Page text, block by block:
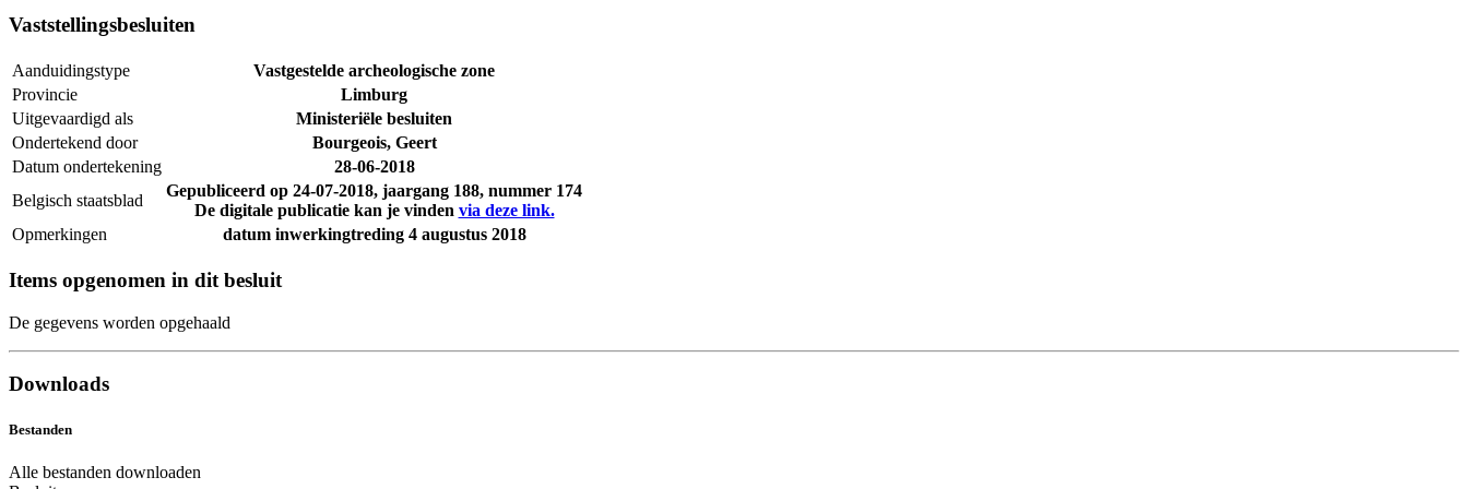
Vaststellingsbesluiten
Aanduidingstype
Vastgestelde archeologische zone
Provincie
Limburg
Uitgevaardigd als
Ministeriële besluiten
Ondertekend door
Bourgeois, Geert
Datum ondertekening
28-06-2018
Belgisch staatsblad
Gepubliceerd op 24-07-2018, jaargang 188, nummer 174
De digitale publicatie kan je vinden via deze link.
Opmerkingen
datum inwerkingtreding 4 augustus 2018
Items opgenomen in dit besluit
De gegevens worden opgehaald
Downloads
Bestanden
Alle bestanden downloaden